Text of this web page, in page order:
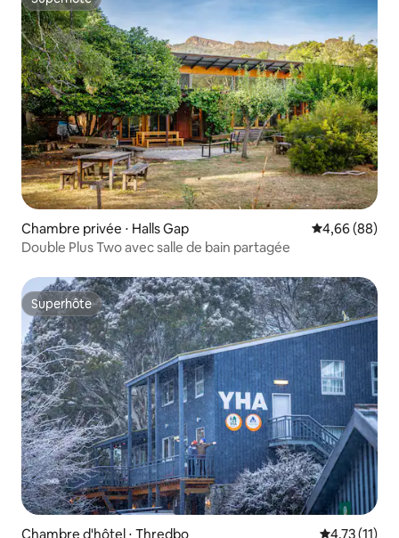
Superhôte
Chambre privée ⋅ Halls Gap Évaluation
4,66 (88)
Double Plus Two avec salle de bain partagée
Superhôte
Superhôte
Chambre d'hôtel ⋅ Thredbo Évaluation
4,73 (11)